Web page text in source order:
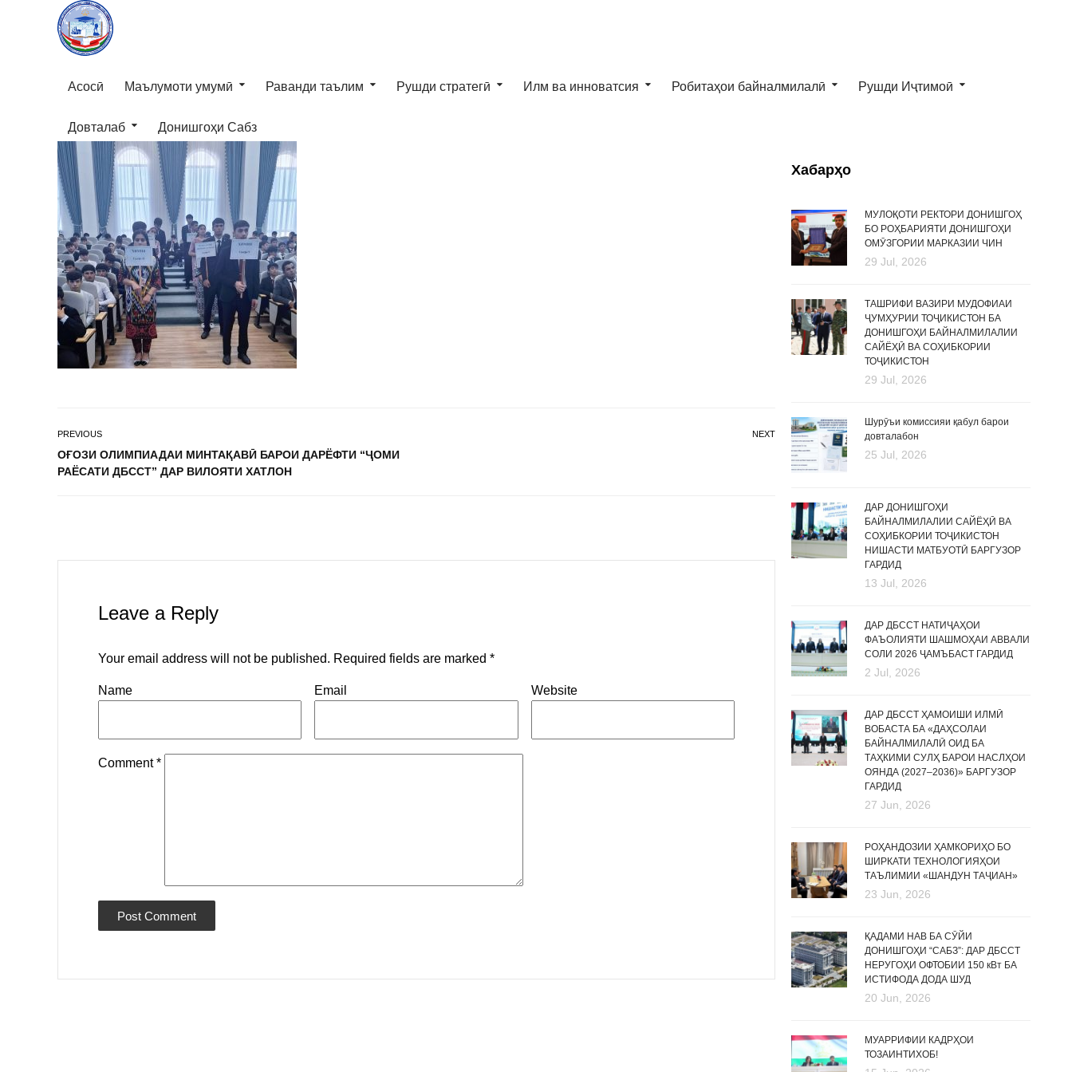
Асосӣ Маълумоти умумӣ Раванди таълим Рушди стратегӣ Илм ва инноватсия Робитаҳои байналмилалӣ Рушди Иҷтимоӣ
Довталаб Донишгоҳи Сабз
PREVIOUS
ОҒОЗИ ОЛИМПИАДАИ МИНТАҚАВӢ БАРОИ ДАРЁФТИ “ҶОМИ
РАЁСАТИ ДБССТ” ДАР ВИЛОЯТИ ХАТЛОН
NEXT
Leave a Reply
Your email address will not be published. Required fields are marked *
Name Email Website
Comment*
Хабарҳо
МУЛОҚОТИ РЕКТОРИ ДОНИШГОҲ
БО РОҲБАРИЯТИ ДОНИШГОҲИ
ОМӮЗГОРИИ МАРКАЗИИ ЧИН
29 Jul, 2026
ТАШРИФИ ВАЗИРИ МУДОФИАИ
ҶУМҲУРИИ ТОҶИКИСТОН БА
ДОНИШГОҲИ БАЙНАЛМИЛАЛИИ
САЙЁҲӢ ВА СОҲИБКОРИИ
ТОҶИКИСТОН
29 Jul, 2026
Шурӯъи комиссияи қабул барои
довталабон
25 Jul, 2026
ДАР ДОНИШГОҲИ
БАЙНАЛМИЛАЛИИ САЙЁҲӢ ВА
СОҲИБКОРИИ ТОҶИКИСТОН
НИШАСТИ МАТБУОТӢ БАРГУЗОР
ГАРДИД
13 Jul, 2026
ДАР ДБССТ НАТИҶАҲОИ
ФАЪОЛИЯТИ ШАШМОҲАИ АВВАЛИ
СОЛИ 2026 ҶАМЪБАСТ ГАРДИД
2 Jul, 2026
ДАР ДБССТ ҲАМОИШИ ИЛМӢ
ВОБАСТА БА «ДАҲСОЛАИ
БАЙНАЛМИЛАЛӢ ОИД БА
ТАҲКИМИ СУЛҲ БАРОИ НАСЛҲОИ
ОЯНДА (2027–2036)» БАРГУЗОР
ГАРДИД
27 Jun, 2026
РОҲАНДОЗИИ ҲАМКОРИҲО БО
ШИРКАТИ ТЕХНОЛОГИЯҲОИ
ТАЪЛИМИИ «ШАНДУН ТАҶИАН»
23 Jun, 2026
ҚАДАМИ НАВ БА СӮЙИ
ДОНИШГОҲИ “САБЗ”: ДАР ДБССТ
НЕРУГОҲИ ОФТОБИИ 150 кВт БА
ИСТИФОДА ДОДА ШУД
20 Jun, 2026
МУАРРИФИИ КАДРҲОИ
ТОЗАИНТИХОБ!